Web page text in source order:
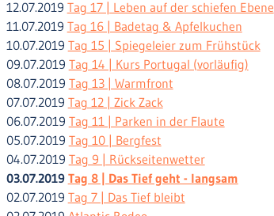
12.07.2019 Tag 17 | Leben auf der schiefen Ebene
11.07.2019 Tag 16 | Badetag & Apfelkuchen
10.07.2019 Tag 15 | Spiegeleier zum Frühstück
09.07.2019 Tag 14 | Kurs Portugal (vorläufig)
08.07.2019 Tag 13 | Warmfront
07.07.2019 Tag 12 | Zick Zack
06.07.2019 Tag 11 | Parken in der Flaute
05.07.2019 Tag 10 | Bergfest
04.07.2019 Tag 9 | Rückseitenwetter
03.07.2019 Tag 8 | Das Tief geht - langsam
02.07.2019 Tag 7 | Das Tief bleibt